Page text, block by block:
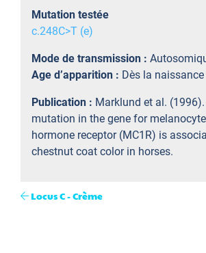
Mutation testée
c.248C>T (e)
Mode de transmission :
Age d’apparition : Dès la naissance
Publication : Marklund et al.
mutation in the gene for
hormone receptor (MC1R) is
chestnut coat color in horses.
Locus C - Crème